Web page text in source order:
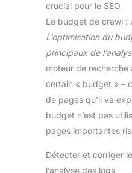
crucial pour le SEO
Le budget de crawl :
L’optimisation du
principaux de
moteur de
certain « budget » –
de pages qu’il va
budget n’est pas
pages importantes
Détecter et corriger
l’analyse des logs